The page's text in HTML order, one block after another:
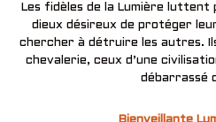
Les fidèles de la Lumière luttent
dieux désireux de protéger
chercher à détruire les autres.
chevalerie, ceux d’une
débarrassé